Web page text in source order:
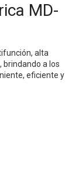
MD-
alta
brindando a los
eficiente y